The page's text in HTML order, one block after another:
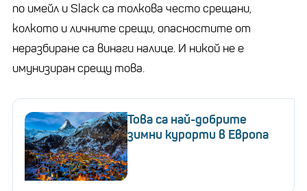
по имейл и Slack са толкова често срещани,
колкото и личните срещи, опасностите от
неразбиране са винаги налице. И никой не е
имунизиран срещу това.
Това са най-добрите
зимни курорти в Европа